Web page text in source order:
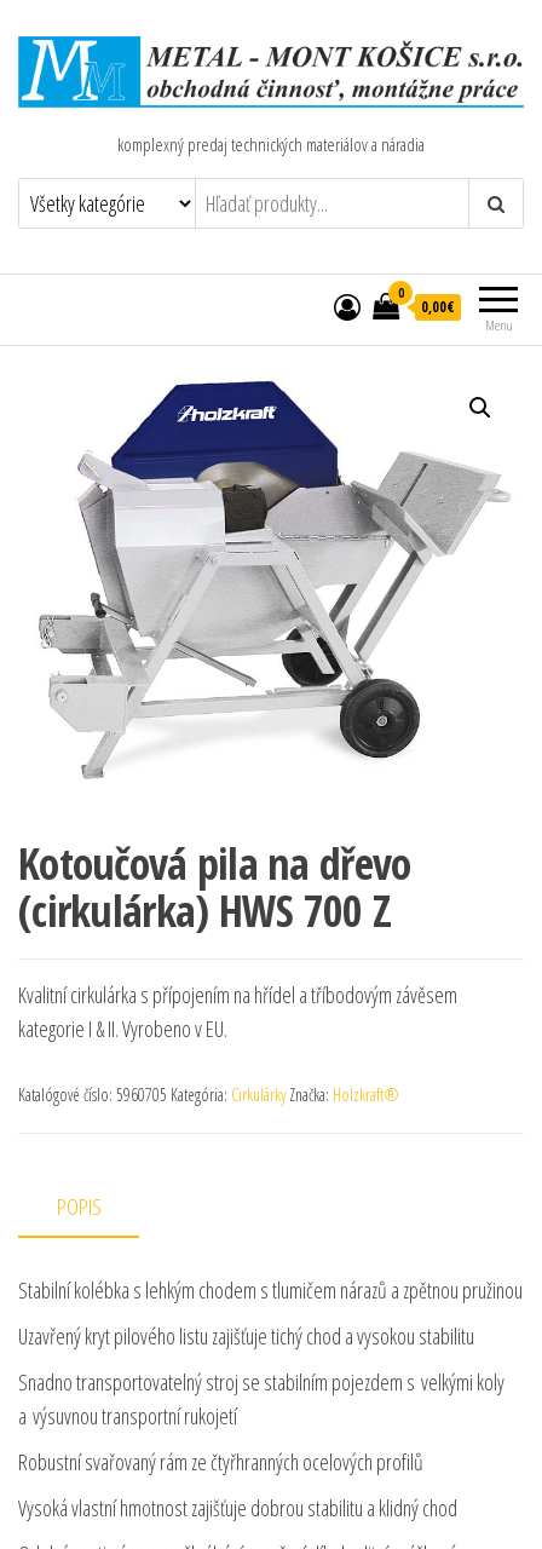
komplexný predaj technických materiálov a náradia
Menu
0
0,00€
Kotoučová pila na dřevo
(cirkulárka) HWS 700 Z
Kvalitní cirkulárka s přípojením na hřídel a tříbodovým závěsem
kategorie I & II. Vyrobeno v EU.
Katalógové číslo: 5960705 Kategória: Cirkulárky Značka: Holzkraft®
POPIS
Stabilní kolébka s lehkým chodem s tlumičem nárazů a zpětnou pružinou
Uzavřený kryt pilového listu zajišťuje tichý chod a vysokou stabilitu
Snadno transportovatelný stroj se stabilním pojezdem s velkými koly
a výsuvnou transportní rukojetí
Robustní svařovaný rám ze čtyřhranných ocelových profilů
Vysoká vlastní hmotnost zajišťuje dobrou stabilitu a klidný chod